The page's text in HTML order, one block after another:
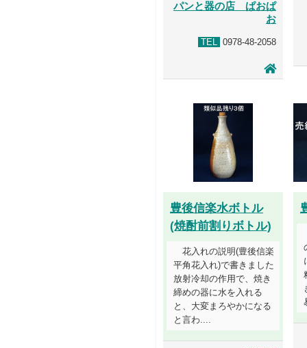
パンと器の店 ぱおぱ
お
TEL 0978-48-2058
豊後信楽水ボトル
(焼酎前割りボトル)
花入れの説明(豊後信楽
平角花入れ)で書きました
放射冷却の作用で、焼き
締めの器に水を入れる
と、大変まろやかになる
と言わ....